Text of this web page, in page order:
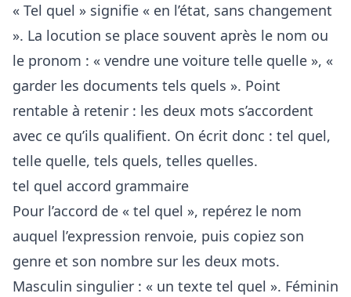
« Tel quel » signifie « en l’état, sans changement
». La locution se place souvent après le nom ou
le pronom : « vendre une voiture telle quelle », «
garder les documents tels quels ». Point
rentable à retenir : les deux mots s’accordent
avec ce qu’ils qualifient. On écrit donc : tel quel,
telle quelle, tels quels, telles quelles.
tel quel accord grammaire
Pour l’accord de « tel quel », repérez le nom
auquel l’expression renvoie, puis copiez son
genre et son nombre sur les deux mots.
Masculin singulier : « un texte tel quel ». Féminin